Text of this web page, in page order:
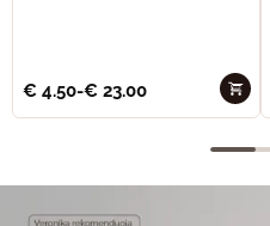
€ 4.50-€ 23.00